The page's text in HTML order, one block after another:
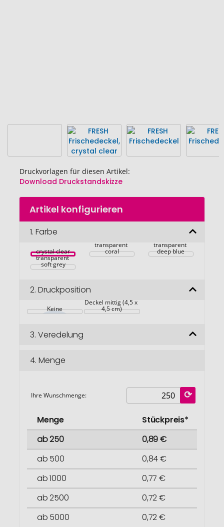
Druckvorlagen für diesen Artikel:
Download Druckstandskizze
Zum
Anfang
Bildgalerie
Artikel konfigurieren
1. Farbe
crystal clear
transparent
coral
transparent
deep blue
transparent
soft grey
2. Druckposition
Keine
Deckel mittig (4,5 x
4,5 cm)
3. Veredelung
4. Menge
Ihre Wunschmenge:
Menge
Stückpreis*
ab 250
0,89 €
ab 500
0,84 €
ab 1000
0,77 €
ab 2500
0,72 €
ab 5000
0,72 €